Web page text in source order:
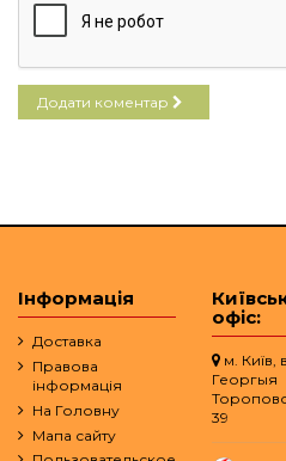
Додати коментар
Інформація
Доставка
Правова
інформація
На Головну
Мапа сайту
офіс:
м. Київ,
Георгыя
39